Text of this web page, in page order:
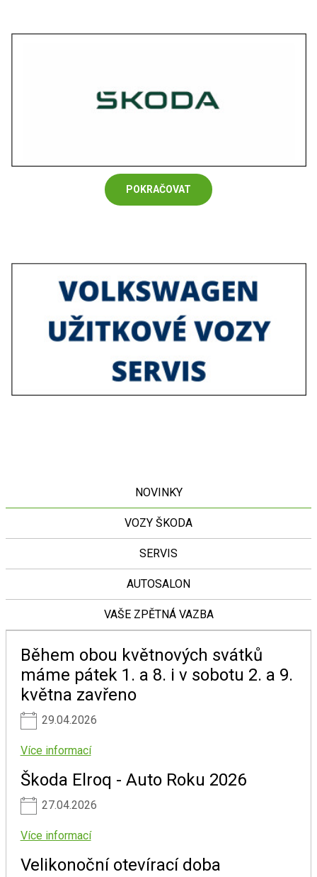
POKRAČOVAT
NOVINKY
VOZY ŠKODA
SERVIS
AUTOSALON
VAŠE ZPĚTNÁ VAZBA
Během obou květnových svátků
máme pátek 1. a 8. i v sobotu 2. a 9.
května zavřeno
29.04.2026
Více informací
Škoda Elroq - Auto Roku 2026
27.04.2026
Více informací
Velikonoční otevírací doba